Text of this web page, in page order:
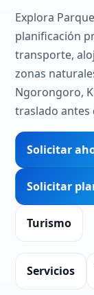
Explora
planificación
transporte,
zonas
Ngorongoro,
traslado antes
Solicitar
Solicitar
Turismo
Servicios